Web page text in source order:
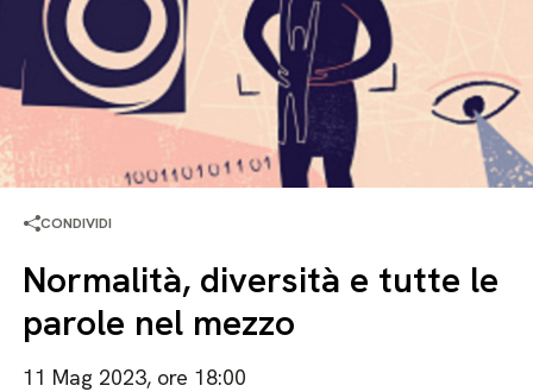
CONDIVIDI
Normalità, diversità e tutte le
parole nel mezzo
11 Mag 2023, ore 18:00